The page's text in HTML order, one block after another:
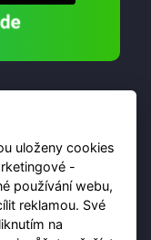
Jihlavy,
vyhrazena.
uloženy cookies
-
používání webu,
reklamou. Své
na